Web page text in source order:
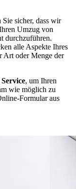
sicher, dass wir
Umzug von
durchzuführen.
alle Aspekte Ihres
Art oder Menge der
, um Ihren
wie möglich zu
Formular aus